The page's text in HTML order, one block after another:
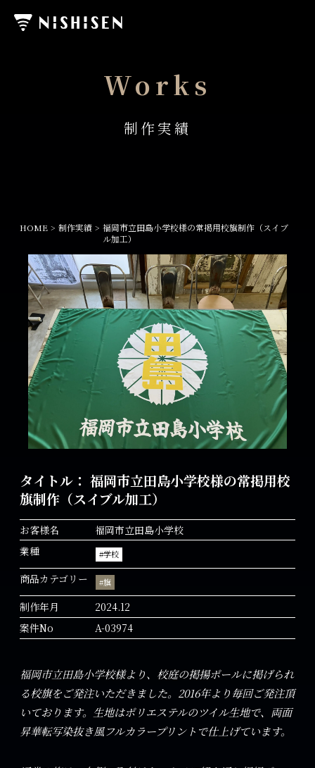
Works
制作実績
HOME 制作実績
福岡市立田島小学校様の常掲用校旗制作（スイブ
ル加工）
タイトル： 福岡市立田島小学校様の常掲用校
旗制作（スイブル加工）
お客様名
福岡市立田島小学校
業種
#学校
商品カテゴリー #旗
制作年月
2024.12
案件No
A-03974
福岡市立田島小学校様より、校庭の掲揚ポールに掲げられ
る校旗をご発注いただきました。2016年より毎回ご発注頂
いております。生地はポリエステルのツイル生地で、両面
昇華転写染抜き風フルカラープリントで仕上げています。